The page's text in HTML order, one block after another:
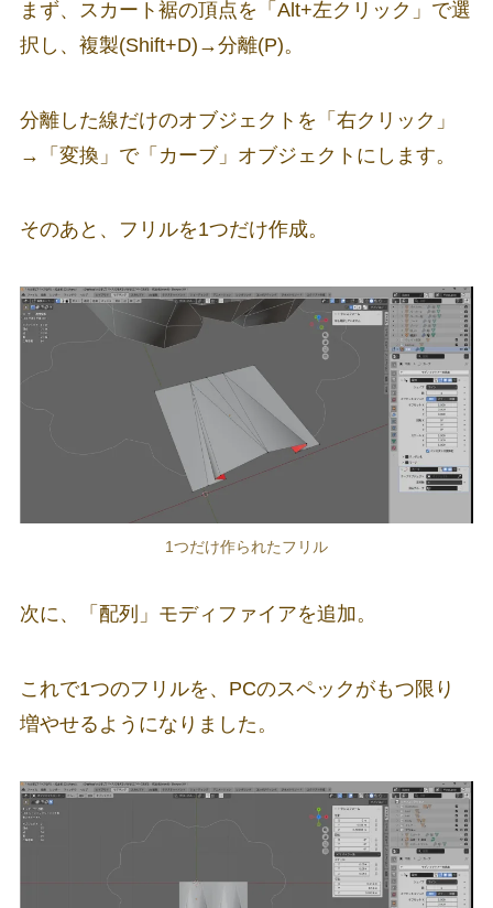
まず、スカート裾の頂点を「Alt+左クリック」で選
択し、複製(Shift+D)→分離(P)。
分離した線だけのオブジェクトを「右クリック」
→「変換」で「カーブ」オブジェクトにします。
そのあと、フリルを1つだけ作成。
1つだけ作られたフリル
次に、「配列」モディファイアを追加。
これで1つのフリルを、PCのスペックがもつ限り
増やせるようになりました。